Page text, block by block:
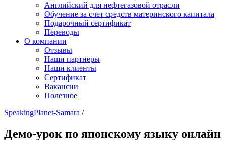
Английский для нефтегазовой отрасли
Обучение за счет средств материнского капитала
Подарочный сертификат
Переводы
О компании
Отзывы
Наши партнеры
Наши клиенты
Сертификат
Вакансии
Полезное
SpeakingPlanet-Samara /
Демо-урок по японскому языку онлайн